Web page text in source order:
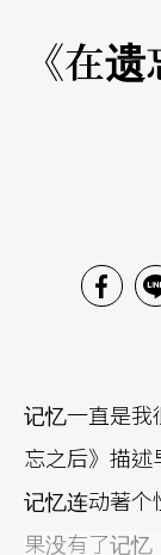
《在
记忆一直是我
忘之后》描述
记忆连动著个
果没有了记